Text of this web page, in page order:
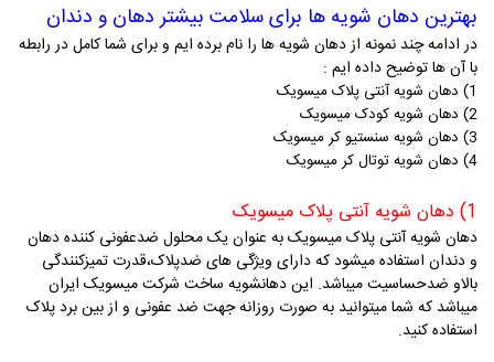
بهترین دهان شویه ها برای سلامت بیشتر دهان و دندان
در ادامه چند نمونه از دهان شویه ها را نام برده ایم و برای شما کامل در رابطه
با آن ها توضیح داده ایم :
1) دهان شویه آنتی پلاک میسویک
2) دهان شویه کودک میسویک
3) دهان شویه سنستیو کر میسویک
4) دهان شویه توتال کر میسویک
1) دهان شویه آنتی پلاک میسویک
دهان شویه آنتی پلاک میسویک به عنوان یک محلول ضدعفونی کننده دهان
و دندان استفاده میشود که دارای ویژگی های ضدپلاک،قدرت تمیزکنندگی
بالاو ضدحساسیت میباشد. این دهانشویه ساخت شرکت میسویک ایران
میباشد که شما میتوانید به صورت روزانه جهت ضد عفونی و از بین برد پلاک
استفاده کنید.